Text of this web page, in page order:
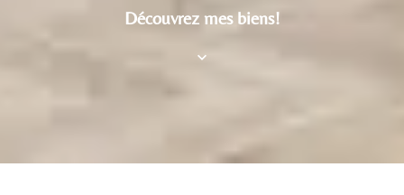
Découvrez mes biens!